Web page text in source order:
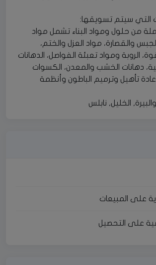
التي سيتم تسويقها:
من حلول ومواد البناء تشمل مواد
والقصارة، مواد العزل والختم،
الروبة ومواد تعبئة الفواصل، الدهانات
دهانات الخشب والمعدن، الكسوات
تأهيل وترميم الباطون وأنظمة
الخليل, نابلس
على المبيعات
على التحصيل